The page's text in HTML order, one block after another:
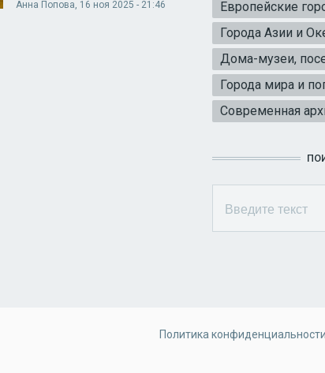
Анна Попова, 16 ноя 2025 - 21:46
Европейские
Города Азии и
Дома-музеи,
Города мира и
Современная
Политика конфиденциальности